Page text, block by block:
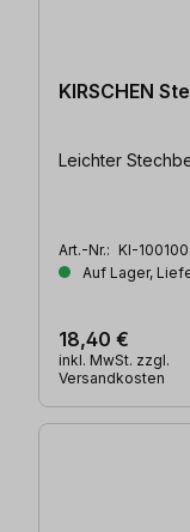
KIRSCHEN
Leichter
Art.-Nr.: KI-
Auf Lager,
18,40 €
inkl. MwSt. zzgl.
Versandkosten